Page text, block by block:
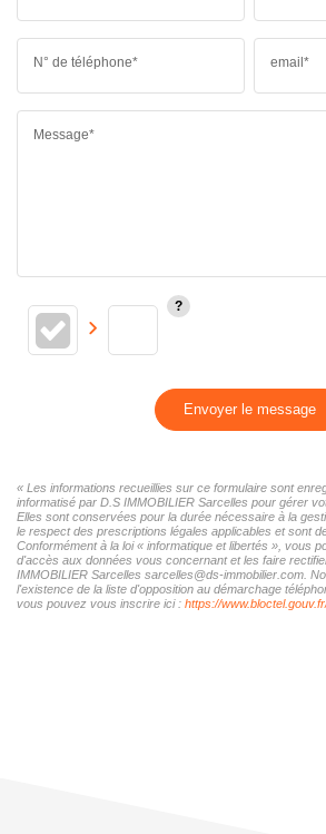
N° de téléphone* email*
Message*
Envoyer le message
« Les informations recueillies sur ce formulaire sont
informatisé par D.S IMMOBILIER Sarcelles pour gérer
Elles sont conservées pour la durée nécessaire à la
le respect des prescriptions légales applicables et sont
Conformément à la loi « informatique et libertés », vous
d'accès aux données vous concernant et les faire
IMMOBILIER Sarcelles sarcelles@ds-immobilier.com.
l'existence de la liste d'opposition au démarchage
vous pouvez vous inscrire ici : https://